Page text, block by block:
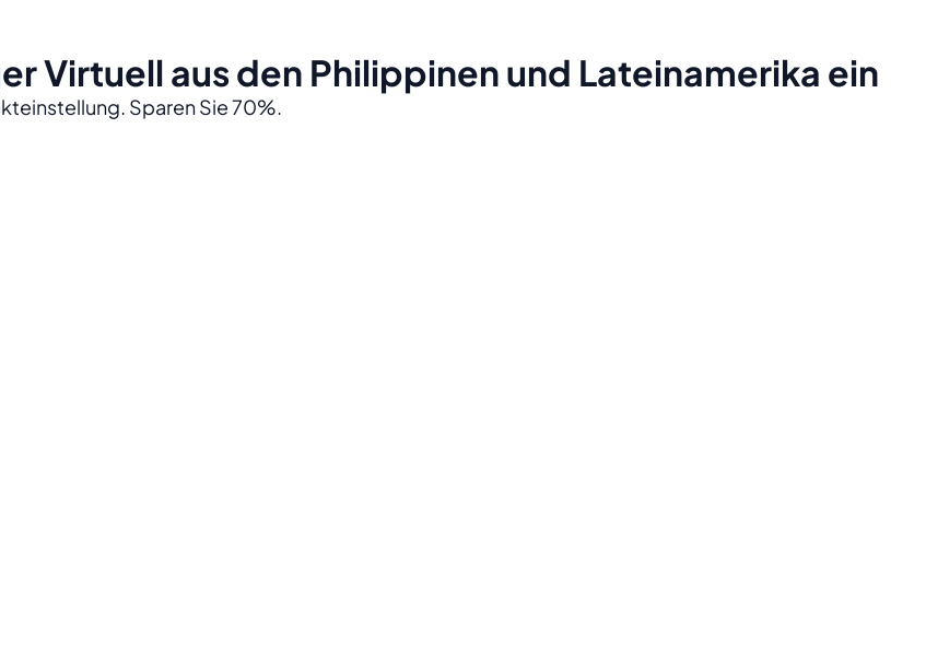
Virtuell aus den Philippinen und Lateinamerika ein
Sparen Sie 70%.